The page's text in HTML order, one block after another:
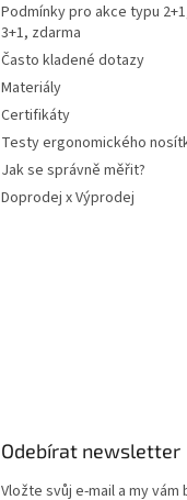
Podmínky pro akce typu
3+1, zdarma
Často kladené dotazy
Materiály
Certifikáty
Testy ergonomického
Jak se správně měřit?
Doprodej x Výprodej
Odebírat newsletter
Vložte svůj e-mail a my